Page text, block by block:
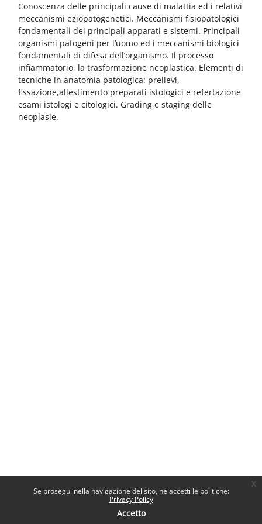
Vai al contenuto principale
Se prosegui nella navigazione del sito, ne accetti le politiche:
Privacy Policy
Accetto
x
Blocchi
Conoscenza delle principali cause di malattia ed i relativi
meccanismi eziopatogenetici. Meccanismi fisiopatologici
fondamentali dei principali apparati e sistemi. Principali
organismi patogeni per l’uomo ed i meccanismi biologici
fondamentali di difesa dell’organismo. Il processo
infiammatorio, la trasformazione neoplastica. Elementi di
tecniche in anatomia patologica: prelievi,
fissazione,allestimento preparati istologici e refertazione
esami istologi e citologici. Grading e staging delle
neoplasie.